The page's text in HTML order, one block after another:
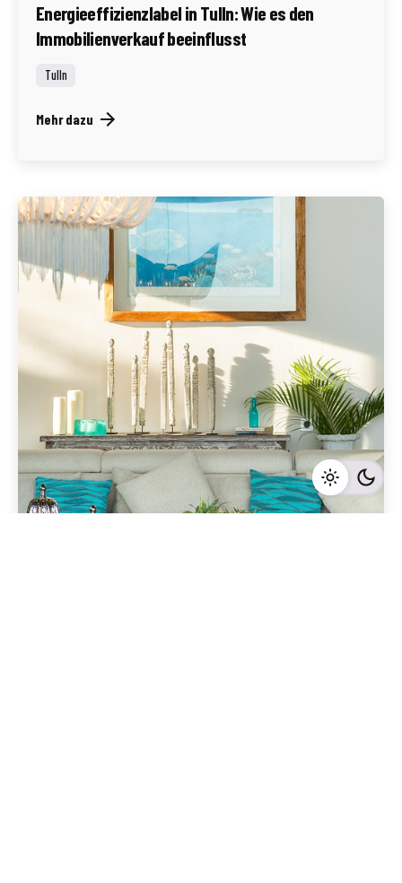
Energieeffizienzlabel in Tulln: Wie es den
Immobilienverkauf beeinflusst
Tulln
Mehr dazu
Geschrieben von